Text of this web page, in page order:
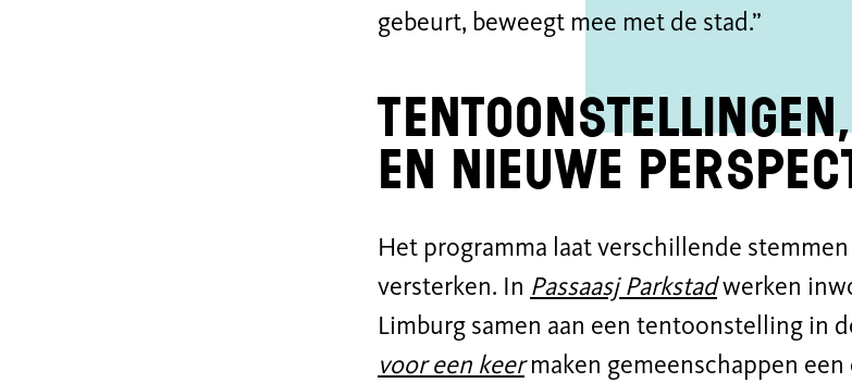
gebeurt, beweegt mee met de stad.”
en nieuwe
Het programma laat verschillende
versterken. In Passaasj Parkstadwerken
Limburg samen aan een tentoonstelling in
voor een keermaken gemeenschappen